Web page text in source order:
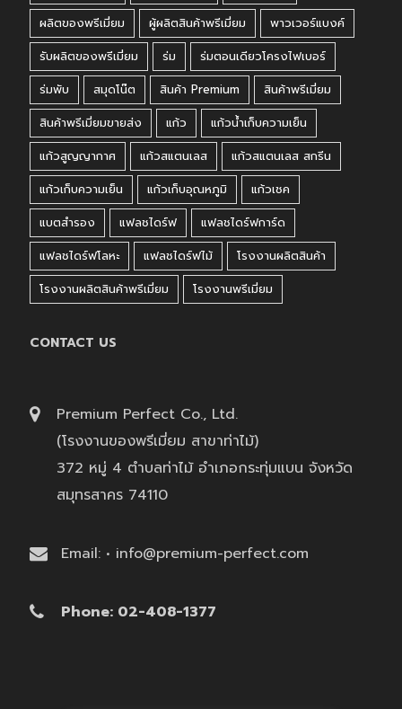
ผลิตของพรีเมี่ยม
ผู้ผลิตสินค้าพรีเมี่ยม
พาวเวอร์แบงค์
รับผลิตของพรีเมี่ยม
ร่ม
ร่มตอนเดียวโครงไฟเบอร์
ร่มพับ
สมุดโน๊ต สินค้า Premium
สินค้าพรีเมี่ยม
สินค้าพรีเมี่ยมขายส่ง
แก้ว
แก้วน้ำเก็บความเย็น
แก้วสูญญากาศ
แก้วสแตนเลส
แก้วสแตนเลส สกรีน
แก้วเก็บความเย็น
แก้วเก็บอุณหภูมิ
แก้วเชค
แบตสำรอง
แฟลชไดร์ฟ
แฟลชไดร์ฟการ์ด
แฟลชไดร์ฟโลหะ
แฟลชไดร์ฟไม้
โรงงานผลิตสินค้า
โรงงานผลิตสินค้าพรีเมี่ยม
โรงงานพรีเมี่ยม
CONTACT US
Premium Perfect Co., Ltd.
(โรงงานของพรีเมี่ยม สาขาท่าไม้)
372 หมู่ 4 ตำบลท่าไม้ อำเภอกระทุ่มแบน จังหวัด
สมุทรสาคร 74110
Email: • info@premium-perfect.com
Phone: 02-408-1377